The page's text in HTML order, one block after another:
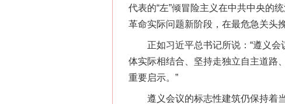
代表的“左”倾冒险主义在中共中央的
革命实际问题新阶段，在最危急关头
正如习近平总书记所说：“遵义会
体实际相结合、坚持走独立自主道路
重要启示。”
遵义会议的标志性建筑仍保持着当